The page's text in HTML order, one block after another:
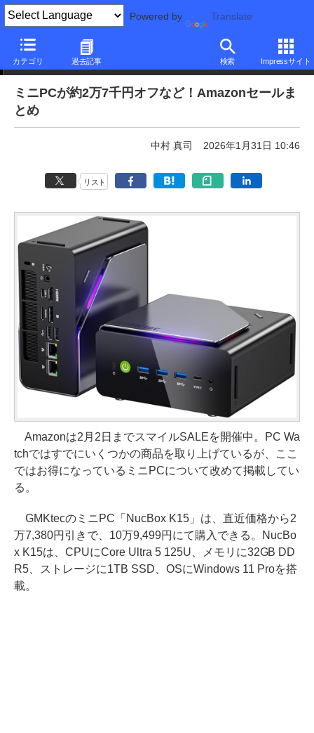
Powered by Translate
カテゴリ 過去記事 検索 Impressサイト
本日みつけたお買い得品
ミニPCが約2万7千円オフなど！Amazonセールま
とめ
中村 真司 2026年1月31日 10:46
リスト
Amazonは2月2日までスマイルSALEを開催中。PC Wa
tchではすでにいくつかの商品を取り上げているが、ここ
ではお得になっているミニPCについて改めて掲載してい
る。
GMKtecのミニPC「NucBox K15」は、直近価格から2
万7,380円引きで、10万9,499円にて購入できる。NucBo
x K15は、CPUにCore Ultra 5 125U、メモリに32GB DD
R5、ストレージに1TB SSD、OSにWindows 11 Proを搭
載。